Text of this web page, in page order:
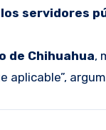
servidores
de Chihuahua,
aplicable”,